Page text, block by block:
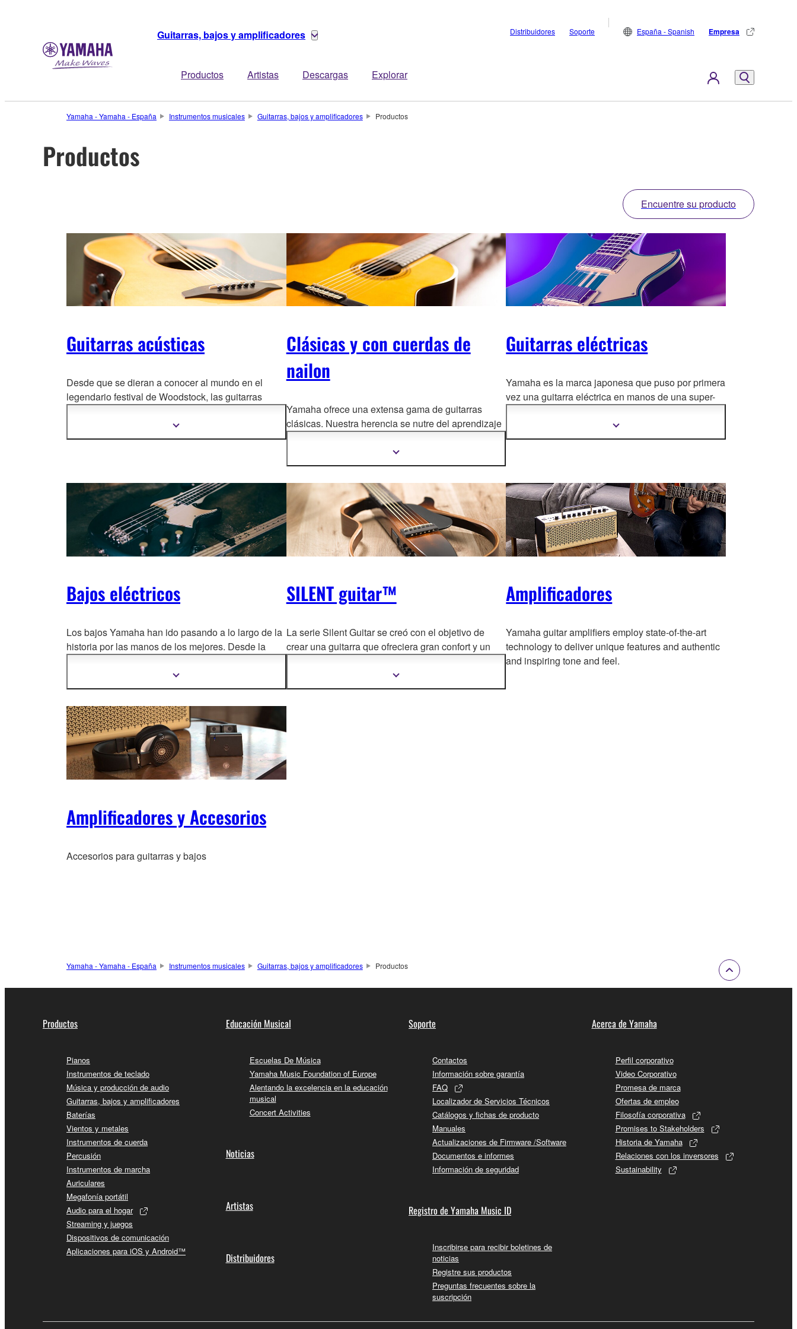
Guitarras, bajos y amplificadores
Productos Artistas Descargas Explorar
Distribuidores Soporte España - Spanish Empresa
Yamaha - Yamaha - España Instrumentos musicales Guitarras, bajos y amplificadores Productos
Productos
Encuentre su producto
Guitarras acústicas
Desde que se dieran a conocer al mundo en el
legendario festival de Woodstock, las guitarras
hasta hoy. Podemos afirmar con satisfacción que
hemos superado todas las expectativas, y seguimos
Mostrar
Clásicas y con cuerdas de
nailon
Yamaha ofrece una extensa gama de guitarras
clásicas. Nuestra herencia se nutre del aprendizaje
directo de los mejores luthier
llevan colaborando décadas con nuestros luthiers
japoneses. Los mejores artistas confían en nuestras
clásicas.
Mostrar
Guitarras eléctricas
Yamaha es la marca japonesa que puso por primera
vez una guitarra eléctrica en manos de una super-
las décadas, manteniéndonos fieles a un concepto:
la calidad por encima de todo.
Mostrar
Bajos eléctricos
Los bajos Yamaha han ido pasando a lo largo de la
historia por las manos de los mejores. Desde la
TRB ó los Signature, te inivitamos a descubrir unos
bajos eléctricos que no te dejarán indiferente.
Mostrar
SILENT guitar™
La serie Silent Guitar se creó con el objetivo de
crear una guitarra que ofreciera gran confort y un
todo ello con la calidad y la obsesión por los
detalles que ha caracterizado las guitarras Yamaha.
Mostrar
Amplificadores
Yamaha guitar amplifiers employ state-of-the-art
technology to deliver unique features and authentic
and inspiring tone and feel.
Amplificadores y Accesorios
Accesorios para guitarras y bajos
Yamaha - Yamaha - España Instrumentos musicales Guitarras, bajos y amplificadores Productos
Productos
Pianos
Instrumentos de teclado
Música y producción de audio
Guitarras, bajos y amplificadores
Baterías
Vientos y metales
Instrumentos de cuerda
Percusión
Instrumentos de marcha
Auriculares
Megafonía portátil
Audio para el hogar
Streaming y juegos
Dispositivos de comunicación
Aplicaciones para iOS y Android™
Educación Musical
Escuelas De Música
Yamaha Music Foundation of Europe
Alentando la excelencia en la educación
musical
Concert Activities
Noticias
Artistas
Distribuidores
Soporte
Contactos
Información sobre garantía
FAQ
Localizador de Servicios Técnicos
Catálogos y fichas de producto
Manuales
Actualizaciones de Firmware /Software
Documentos e informes
Información de seguridad
Registro de Yamaha Music ID
Inscribirse para recibir boletines de
noticias
Registre sus productos
Preguntas frecuentes sobre la
suscripción
Acerca de Yamaha
Perfil corporativo
Video Corporativo
Promesa de marca
Ofertas de empleo
Filosofía corporativa
Promises to Stakeholders
Historia de Yamaha
Relaciones con los inversores
Sustainability